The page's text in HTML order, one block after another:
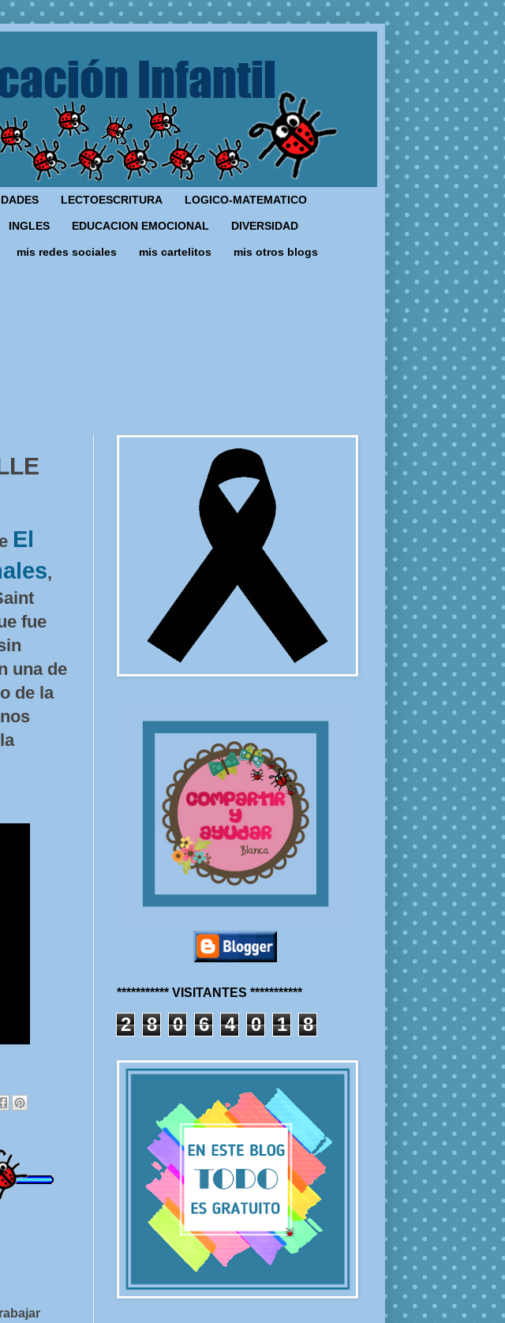
LECTOESCRITURA LOGICO-MATEMATICO
INGLES EDUCACION EMOCIONAL DIVERSIDAD
mis redes sociales mis cartelitos mis otros blogs
El
,
fue
una de
de la
*********** VISITANTES ***********
2 8 0 6 4 0 1 8